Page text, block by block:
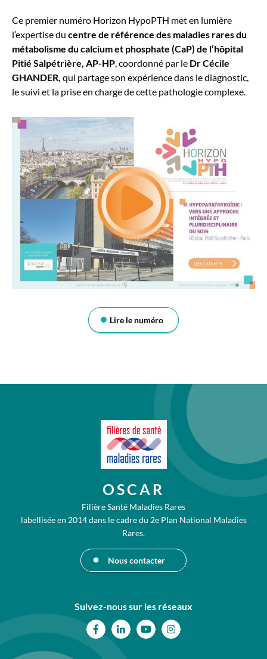
Ce premier numéro Horizon HypoPTH met en lumière
l’expertise du centre de référence des maladies rares du
métabolisme du calcium et phosphate (CaP) de l’hôpital
Pitié Salpétrière, AP-HP, coordonné par le Dr Cécile
GHANDER, qui partage son expérience dans le diagnostic,
le suivi et la prise en charge de cette pathologie complexe.
Lire le numéro
OSCAR
Filière Santé Maladies Rares
labellisée en 2014 dans le cadre du 2e Plan National Maladies
Rares.
Nous contacter
Suivez-nous sur les réseaux
FacebookLinkedin